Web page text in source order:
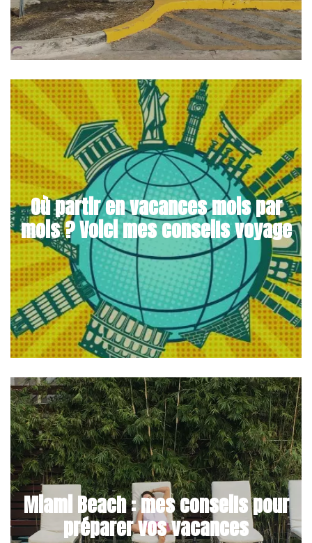
Où partir en vacances mois par
mois ? Voici mes conseils voyage
Miami Beach : mes conseils pour
préparer vos vacances